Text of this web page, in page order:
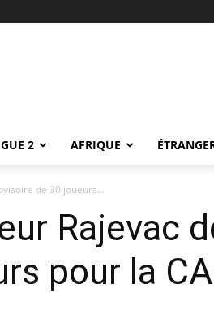
2 AFRIQUE
de 30 joueurs...
Rajevac
pour la